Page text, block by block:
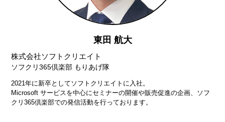
東田 航大
株式会社ソフトクリエイト
ソフクリ365倶楽部 もりあげ隊
2021年に新卒としてソフトクリエイトに入社。
Microsoft サービスを中心にセミナーの開催や販売促進の企画、ソフ
クリ365倶楽部での発信活動を行っております。